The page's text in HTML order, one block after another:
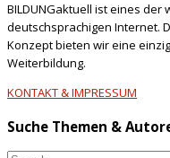
BILDUNGaktuell ist eines
deutschsprachigen Internet.
Konzept bieten wir eine
Weiterbildung.
KONTAKT & IMPRESSUM
Suche Themen &